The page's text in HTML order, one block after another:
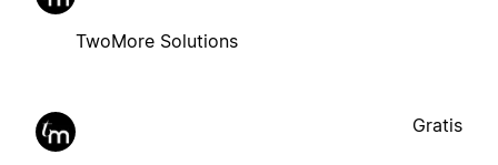
TwoMore Solutions
Gratis